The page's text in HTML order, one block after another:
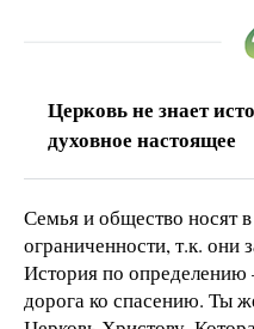
Церковь не знает
духовное настоящее
Семья и общество носят
ограниченности, т.к. они
История по определению
дорога ко спасению. Ты